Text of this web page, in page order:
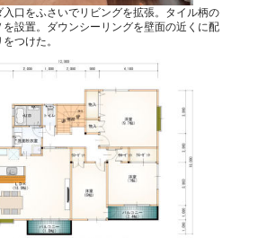
入口をふさいでリビングを拡張。タイル柄の
を設置。ダウンシーリングを壁面の近くに配
つけた。